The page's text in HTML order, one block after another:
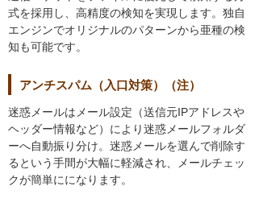
式を採用し、高精度の検知を実現します。独自
エンジンでオリジナルのパターンから亜種の検
知も可能です。
アンチスパム（入口対策）（注）
迷惑メールはメール設定（送信元IPアドレスや
ヘッダー情報など）により迷惑メールフォルダ
ーへ自動振り分け。迷惑メールを選んで削除す
るという手間が大幅に軽減され、メールチェッ
クが簡単にになります。